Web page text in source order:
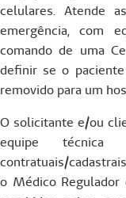
celulares. Atende
emergência, com
comando de uma
definir se o
removido para um
O solicitante e/ou
equipe
contratuais/
o Médico Regulador